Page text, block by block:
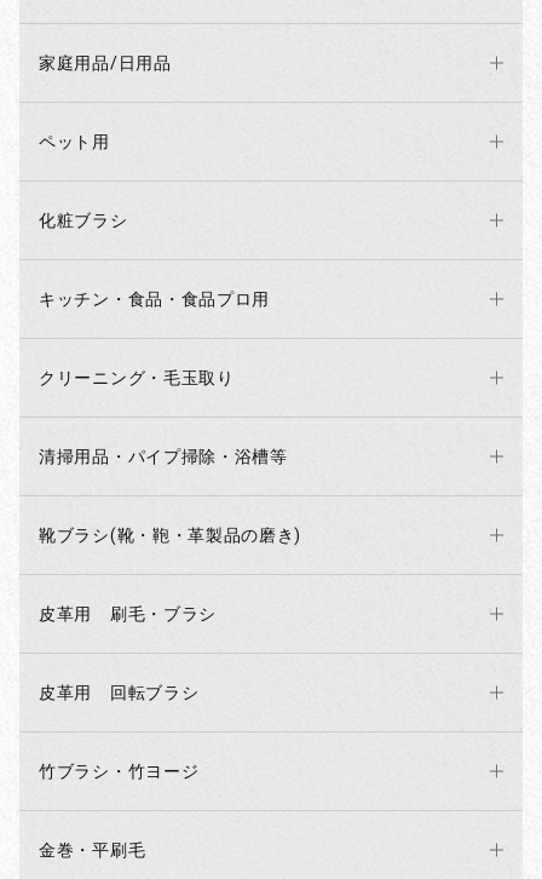
家庭用品/日用品
ペット用
化粧ブラシ
キッチン・食品・食品プロ用
クリーニング・毛玉取り
清掃用品・パイプ掃除・浴槽等
靴ブラシ(靴・鞄・革製品の磨き)
皮革用 刷毛・ブラシ
皮革用 回転ブラシ
竹ブラシ・竹ヨージ
金巻・平刷毛